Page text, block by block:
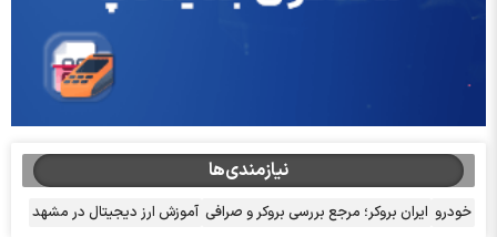
نیازمندی‌ها
خودرو ایران بروکر؛ مرجع بررسی بروکر و صرافی آموزش ارز دیجیتال در مشهد